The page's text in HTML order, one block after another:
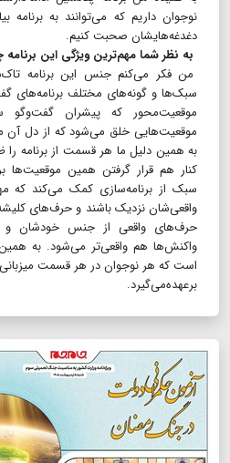
نوجوان داریم که می‌توانند به برنامه
دغدغه‌هایشان صحبت کنیم.
به نظر شما مهم‌ترین ویژگی این
من فکر می‌کنم جنس این برنامه
سبک‌ها و گونه‌های مختلف برنامه‌های
موقعیت‌محور که پیشران
موقعیت‌هایی خلق می‌شود که از دل آن
به همین دلیل ما هر قسمت از برنامه
کنار هم قرار گرفتن همین موقعیت‌ها
سبک از برنامه‌سازی کمک می‌کند که
واقعی‌شان نزدیک باشند و حرف‌های
حرف‌های واقعی از جنس خودشان و
واکنش‌ها هم واقعی‌تر می‌شود. به
است که هر نوجوان در هر قسمت میزبانی
برعهده‌می‌گیرد.